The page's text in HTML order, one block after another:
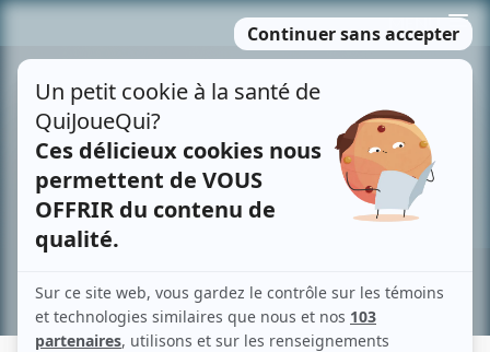
MENU
contenu
Recherche avancée »